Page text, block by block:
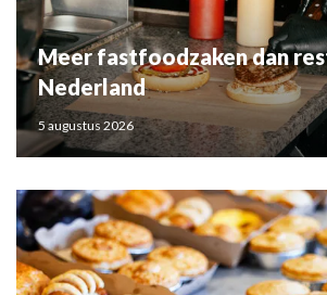
Meer fastfoodzaken dan
Nederland
5 augustus 2026